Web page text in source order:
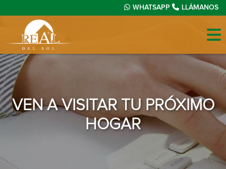
WHATSAPP LLÁMANOS
VEN A VISITAR TU PRÓXIMO
HOGAR